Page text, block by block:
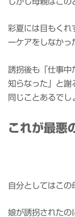
彩夏には目もくれ
ーケアをしなかっ
誘拐後も「仕事中
知らなった」と謝
同じことあるでし
これが最悪
自分としてはこの
娘が誘拐されたの